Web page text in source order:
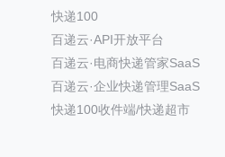
快递100
百递云·API开放平台
百递云·电商快递管家SaaS
百递云·企业快递管理SaaS
快递100收件端/快递超市